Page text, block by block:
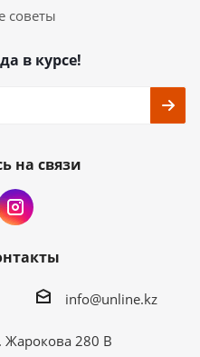
советы
в курсе!
на связи
info@unline.kz
Жарокова 280 В